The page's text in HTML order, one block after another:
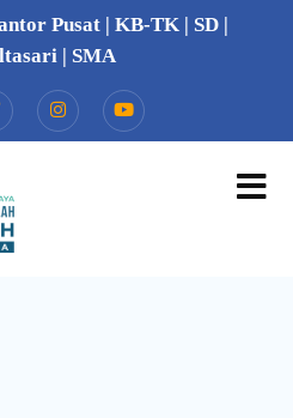
Pusat | KB-TK | SD |
| SMA